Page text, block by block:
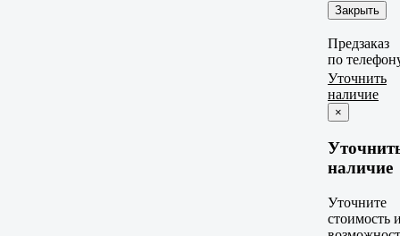
Закрыть
Предзаказ
по
Уточнить
наличие
×
наличие
Уточните
стоимость